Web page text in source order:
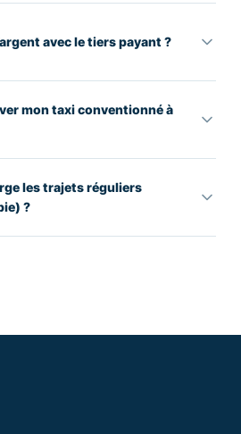
avec le tiers payant ?
mon taxi conventionné à
les trajets réguliers
?